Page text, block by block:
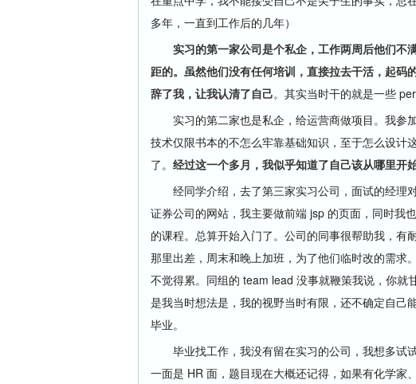
多年，一直到工作后的几年）
实习的第一家公司是个私企，工作两周后他们不
距的。虽然他们没有任何培训，直接拉去干活，起
辞了我，让我认清了自己。其实当时干的就是一些
实习的第二家也是私企，给运营商做项目。我参
技术仅限书本的不怎么牢靠基础知识，至于怎么设计
了。 经过这一个多月，我似乎知道了自己该从哪里开
经同学介绍，去了第三家实习公司，面试的经理
证券公司的网站，我主要做前端 jsp 的页面，同时我
的课程。总算开始入门了。公司的同事很帮助我，
那里出差，周末和晚上加班，为了他们临时改的需求
不觉得累。同组的 team lead 没事就鞭策我说，你
是我当时想法是，我的视野当时有限，还不确定自
毕业。
毕业找工作，我没有留在实习的公司，我想多试
一面是 HR 面，题目现在大概还记得，如果有化学家